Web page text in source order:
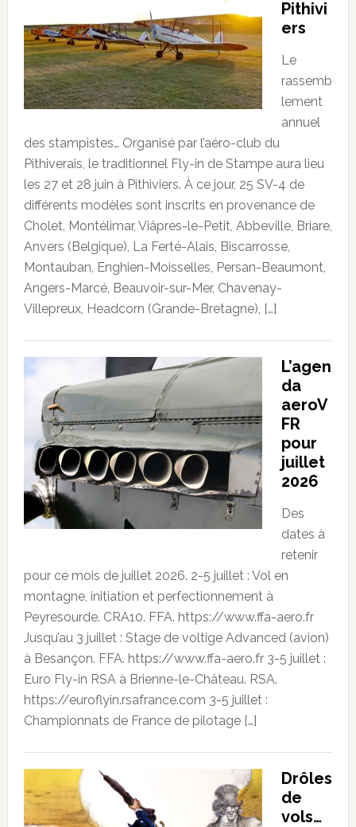
Pithivi
ers
Le
rassemb
lement
annuel
des stampistes… Organisé par l’aéro-club du
Pithiverais, le traditionnel Fly-in de Stampe aura lieu
les 27 et 28 juin à Pithiviers. À ce jour, 25 SV-4 de
différents modèles sont inscrits en provenance de
Cholet, Montélimar, Viâpres-le-Petit, Abbeville, Briare,
Anvers (Belgique), La Ferté-Alais, Biscarrosse,
Montauban, Enghien-Moisselles, Persan-Beaumont,
Angers-Marcé, Beauvoir-sur-Mer, Chavenay-
Villepreux, Headcorn (Grande-Bretagne), […]
L’agen
da
aeroV
FR
pour
juillet
2026
Des
dates à
retenir
pour ce mois de juillet 2026. 2-5 juillet : Vol en
montagne, initiation et perfectionnement à
Peyresourde. CRA10. FFA. https://www.ffa-aero.fr
Jusqu’au 3 juillet : Stage de voltige Advanced (avion)
à Besançon. FFA. https://www.ffa-aero.fr 3-5 juillet :
Euro Fly-in RSA à Brienne-le-Château. RSA.
https://euroflyin.rsafrance.com 3-5 juillet :
Championnats de France de pilotage […]
Drôles
de
vols…